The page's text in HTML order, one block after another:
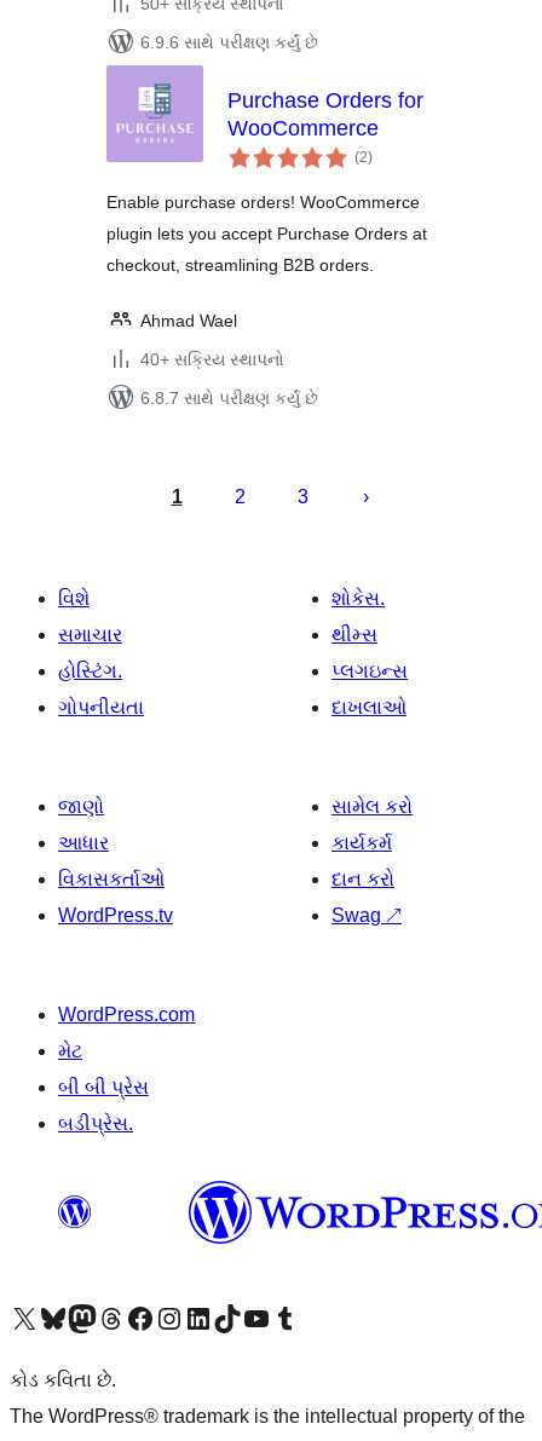
6.9.6 સાથે પરીક્ષણ કર્યું છે
Purchase Orders for
WooCommerce
(2કુલ
રેટિંગ્સ
)
Enable purchase orders! WooCommerce
plugin lets you accept Purchase Orders at
checkout, streamlining B2B orders.
Ahmad Wael
40+ સક્રિય સ્થાપનો
6.8.7 સાથે પરીક્ષણ કર્યું છે
1 2 3
વિશે
સમાચાર
હોસ્ટિંગ.
ગોપનીયતા
શોકેસ.
થીમ્સ
પ્લગઇન્સ
દાખલાઓ
જાણો
આધાર
વિકાસકર્તાઓ
WordPress.tv
સામેલ કરો
કાર્યકર્મ
દાન કરો
Swag ↗
WordPress.com
મેટ
બી બી પ્રેસ
બડીપ્રેસ.
અમારા X (અગાઉ ટ્વિટર) એકાઉન્ટની મુલાકાત લોઅમારા Bluesky એકાઉન્ટની મુલાકાત લોઅમારા માસ્ટોડોન એકાઉન્ટની મુલાકાત લોઅમારા Threads એકાઉન્ટની મુલાકાત લો અમારા ફેસબુક પેજની મુલાકાત લોઅમારા ઇન્સ્ટાગ્રામ એકાઉન્ટની મુલાકાત લો અમારા LinkedIn એકાઉન્ટની મુલાકાત લોઅમારા TikTok એકાઉન્ટની મુલાકાત લોઅમારી YouTube ચેનલની મુલાકાત લો અમારા Tumblr એકાઉન્ટની મુલાકાત લો
કોડ કવિતા છે.
The WordPress® trademark is the intellectual property of the